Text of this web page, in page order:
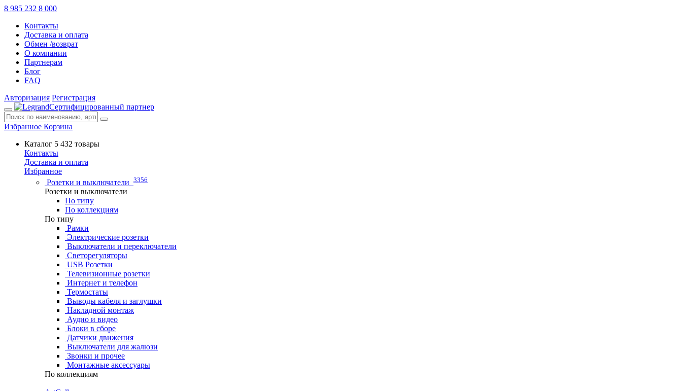
8 985 232 8 000
Контакты
Доставка и оплата
Обмен /возврат
О компании
Партнерам
Блог
FAQ
Авторизация Регистрация
Сертифицированный партнер
Избранное Корзина
Каталог 5 432 товары
Контакты
Доставка и оплата
Избранное
Розетки и выключатели 3356
Розетки и выключатели
По типу
По коллекциям
По типу
Рамки
Электрические розетки
Выключатели и переключатели
Светорегуляторы
USB Розетки
Телевизионные розетки
Интернет и телефон
Термостаты
Выводы кабеля и заглушки
Накладной монтаж
Аудио и видео
Блоки в сборе
Датчики движения
Выключатели для жалюзи
Звонки и прочее
Монтажные аксессуары
По коллекциям